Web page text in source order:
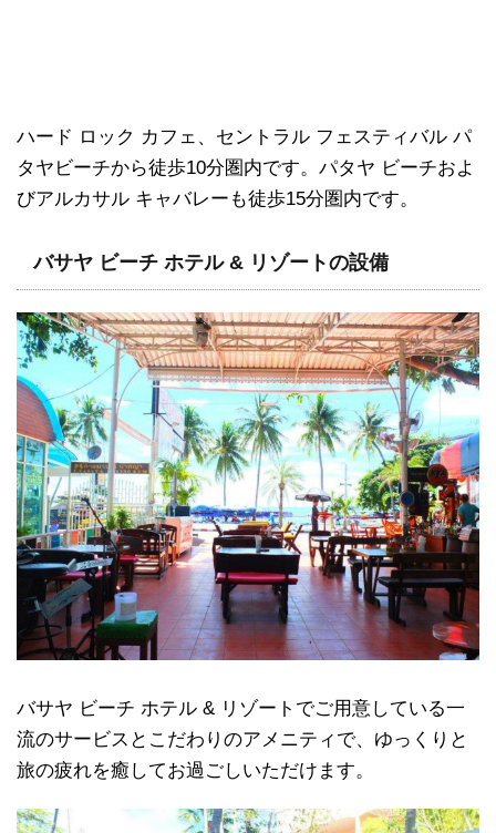
ハード ロック カフェ、セントラル フェスティバル パ
タヤビーチから徒歩10分圏内です。パタヤ ビーチおよ
びアルカサル キャバレーも徒歩15分圏内です。
バサヤ ビーチ ホテル & リゾートの設備
バサヤ ビーチ ホテル & リゾートでご用意している一
流のサービスとこだわりのアメニティで、ゆっくりと
旅の疲れを癒してお過ごしいただけます。